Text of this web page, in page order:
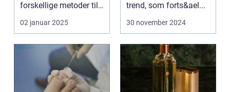
forskellige metoder til
at red...
02 januar 2025
trend, som forts&ael...
30 november 2024